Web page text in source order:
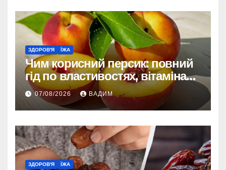
ЗДОРОВ'Я ЇЖА
Чим корисний персик: повний
гід по властивостях, вітамінах і
впливі на організм
07/08/2026 ВАДИМ
ЗДОРОВ'Я ЇЖА